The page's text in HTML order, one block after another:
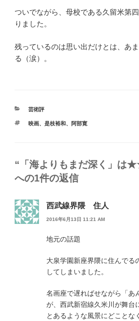
ついでながら、母校である久留米第
りました。
残っているのは思い出だけとは、あ
る（涙）。
カ
ゴ
芸術評
タ
映画、 是枝裕和、 阿部寛
“「海よりもまだ深く」
への1件の返信
西武線界隈 住人
2016年6月13日 11:21 AM
地元の話題
大泉学園新座界隈に住んでる
してしまいました。
名画座で遅ればせながら「あ
が、西武新宿線久米川が舞台
とあるような風景にどことな